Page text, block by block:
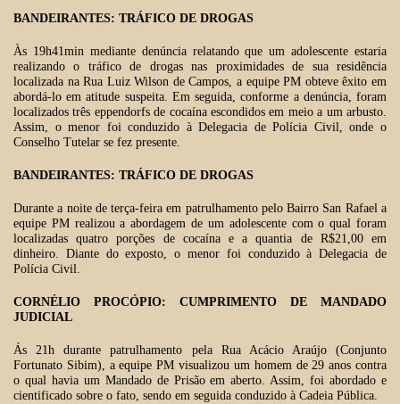
BANDEIRANTES: TRÁFICO DE DROGAS
Às 19h41min mediante denúncia relatando que um adolescente estaria
realizando o tráfico de drogas nas proximidades de sua residência
localizada na Rua Luiz Wilson de Campos, a equipe PM obteve êxito em
abordá-lo em atitude suspeita. Em seguida, conforme a denúncia, foram
localizados três eppendorfs de cocaína escondidos em meio a um arbusto.
Assim, o menor foi conduzido à Delegacia de Polícia Civil, onde o
Conselho Tutelar se fez presente.
BANDEIRANTES: TRÁFICO DE DROGAS
Durante a noite de terça-feira em patrulhamento pelo Bairro San Rafael a
equipe PM realizou a abordagem de um adolescente com o qual foram
localizadas quatro porções de cocaína e a quantia de R$21,00 em
dinheiro. Diante do exposto, o menor foi conduzido à Delegacia de
Polícia Civil.
CORNÉLIO PROCÓPIO: CUMPRIMENTO DE MANDADO
JUDICIAL
Ás 21h durante patrulhamento pela Rua Acácio Araújo (Conjunto
Fortunato Sibim), a equipe PM visualizou um homem de 29 anos contra
o qual havia um Mandado de Prisão em aberto. Assim, foi abordado e
cientificado sobre o fato, sendo em seguida conduzido à Cadeia Pública.